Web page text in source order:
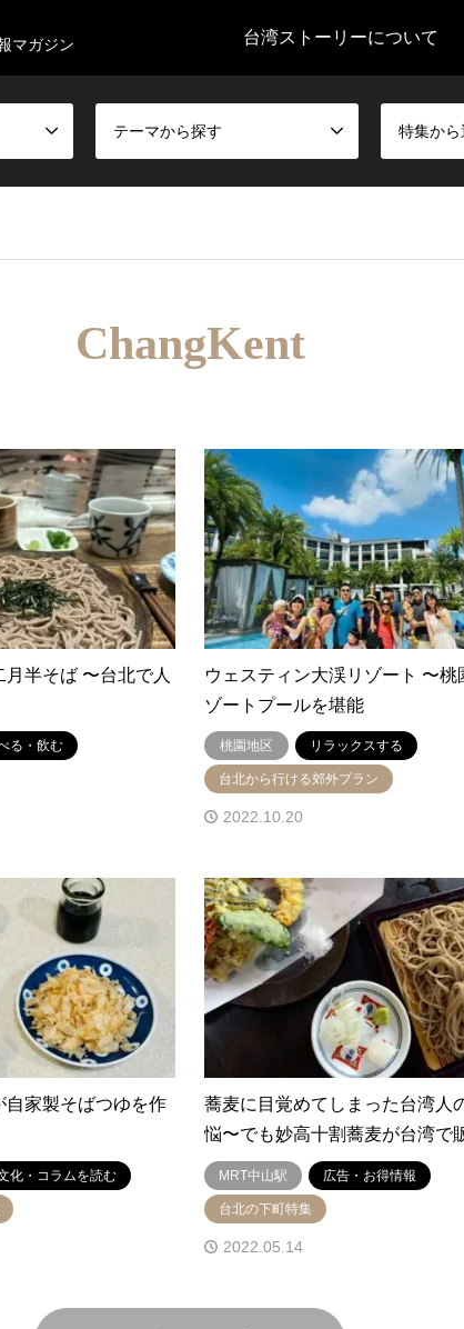
マガジン 台湾ストーリーについて
テーマから探す 特集から
ChangKent
月半そば 〜台北で人
る・飲む
ウェスティン大渓リゾート 〜桃
ゾートプールを堪能
桃園地区 リラックスする
台北から行ける郊外プラン
2022.10.20
自家製そばつゆを作
化・コラムを読む
蕎麦に目覚めてしまった台湾人
悩〜でも妙高十割蕎麦が台湾で
MRT中山駅 広告・お得情報
台北の下町特集
2022.05.14